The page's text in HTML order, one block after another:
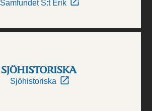
Samfundet S:t Erik
Sjöhistoriska